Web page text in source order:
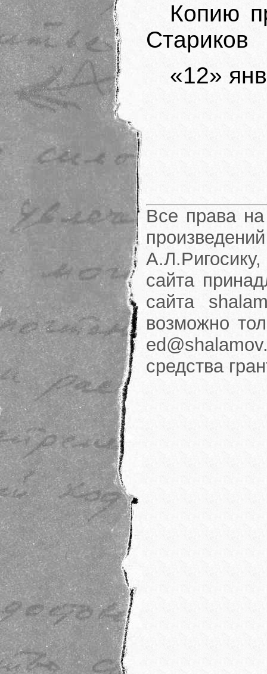
Копию
Стариков
«12»
Все права на
сайта
сайта
возможно
средства